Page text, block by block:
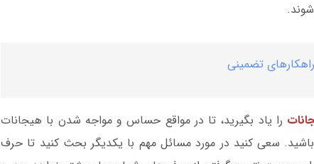
تضمینی
را یاد بگیرید، تا در مواقع حساس و مواجه شدن با هیجانات
سعی کنید در مورد مسائل مهم با یکدیگر بحث کنید تا حرف